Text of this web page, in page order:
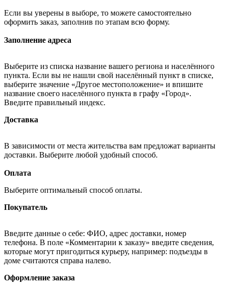
Если вы уверены в выборе, то можете самостоятельно
оформить заказ, заполнив по этапам всю форму.
Заполнение адреса
Выберите из списка название вашего региона и населённого
пункта. Если вы не нашли свой населённый пункт в списке,
выберите значение «Другое местоположение» и впишите
название своего населённого пункта в графу «Город».
Введите правильный индекс.
Доставка
В зависимости от места жительства вам предложат варианты
доставки. Выберите любой удобный способ.
Оплата
Выберите оптимальный способ оплаты.
Покупатель
Введите данные о себе: ФИО, адрес доставки, номер
телефона. В поле «Комментарии к заказу» введите сведения,
которые могут пригодиться курьеру, например: подъезды в
доме считаются справа налево.
Оформление заказа